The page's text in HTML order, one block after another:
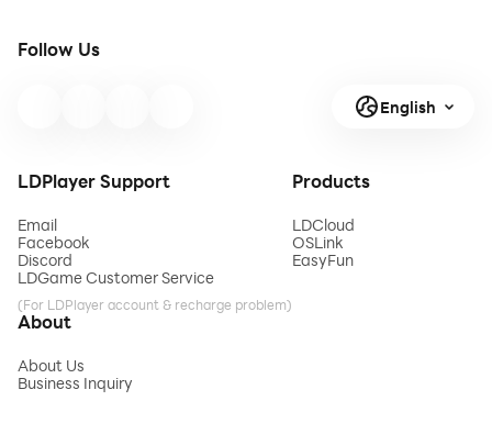
Follow Us
English
LDPlayer Support
Email
Facebook
Discord
LDGame Customer Service
(For LDPlayer account & recharge problem)
Products
LDCloud
OSLink
EasyFun
About
About Us
Business Inquiry